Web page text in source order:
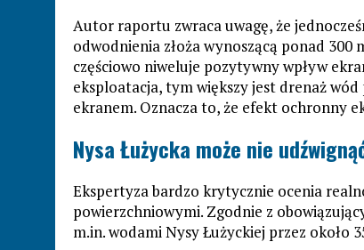
Autor raportu zwraca uwagę, że
odwodnienia złoża wynoszącą ponad 300
częściowo niweluje pozytywny wpływ
eksploatacja, tym większy jest drenaż
ekranem. Oznacza to, że efekt ochronny
Nysa Łużycka może nie
Ekspertyza bardzo krytycznie ocenia
powierzchniowymi. Zgodnie z
m.in. wodami Nysy Łużyckiej przez około